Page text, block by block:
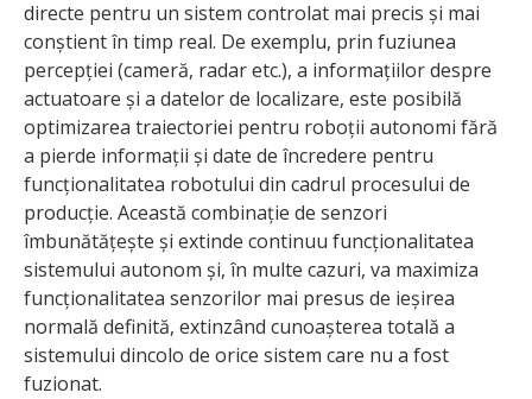
directe pentru un sistem controlat mai precis și mai
conștient în timp real. De exemplu, prin fuziunea
percepției (cameră, radar etc.), a informațiilor despre
actuatoare și a datelor de localizare, este posibilă
optimizarea traiectoriei pentru roboții autonomi fără
a pierde informații și date de încredere pentru
funcționalitatea robotului din cadrul procesului de
producție. Această combinație de senzori
îmbunătățește și extinde continuu funcționalitatea
sistemului autonom și, în multe cazuri, va maximiza
funcționalitatea senzorilor mai presus de ieșirea
normală definită, extinzând cunoașterea totală a
sistemului dincolo de orice sistem care nu a fost
fuzionat.